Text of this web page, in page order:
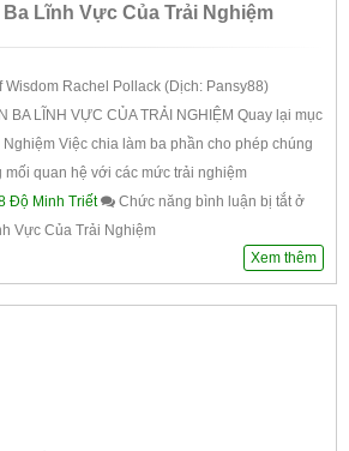
Lĩnh Vực Của Trải Nghiệm
Wisdom Rachel Pollack (Dịch: Pansy88)
BA LĨNH VỰC CỦA TRẢI NGHIỆM Quay lại mục
Việc chia làm ba phần cho phép chúng
mối quan hệ với các mức trải nghiệm
Độ Minh Triết Chức năng bình luận bị tắtở
Vực Của Trải Nghiệm
Xem thêm